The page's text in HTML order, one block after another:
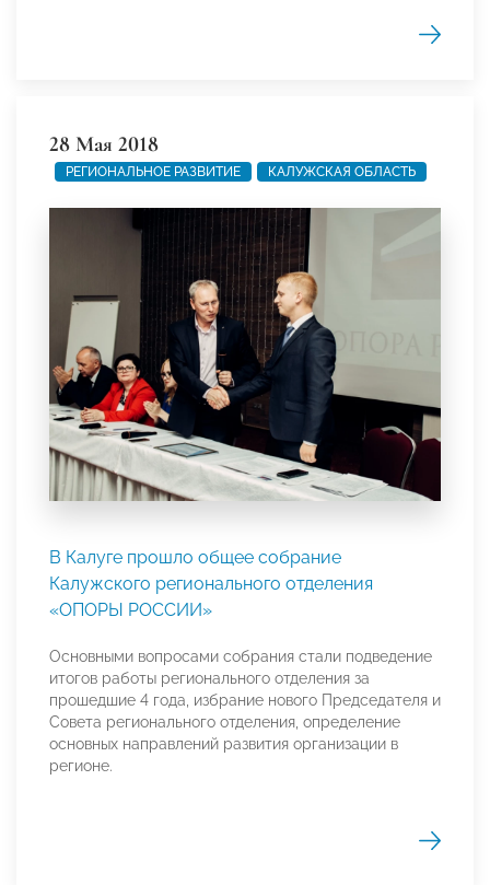
28 Мая 2018
РЕГИОНАЛЬНОЕ РАЗВИТИЕ КАЛУЖСКАЯ ОБЛАСТЬ
В Калуге прошло общее собрание
Калужского регионального отделения
«ОПОРЫ РОССИИ»
Основными вопросами собрания стали подведение
итогов работы регионального отделения за
прошедшие 4 года, избрание нового Председателя и
Совета регионального отделения, определение
основных направлений развития организации в
регионе.